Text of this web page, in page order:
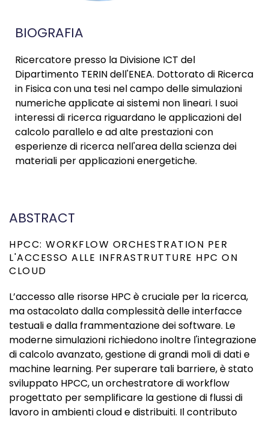
BIOGRAFIA
Ricercatore presso la Divisione ICT del
Dipartimento TERIN dell'ENEA. Dottorato di Ricerca
in Fisica con una tesi nel campo delle simulazioni
numeriche applicate ai sistemi non lineari. I suoi
interessi di ricerca riguardano le applicazioni del
calcolo parallelo e ad alte prestazioni con
esperienze di ricerca nell'area della scienza dei
materiali per applicazioni energetiche.
ABSTRACT
HPCC: WORKFLOW ORCHESTRATION PER
L'ACCESSO ALLE INFRASTRUTTURE HPC ON
CLOUD
L’accesso alle risorse HPC è cruciale per la ricerca,
ma ostacolato dalla complessità delle interfacce
testuali e dalla frammentazione dei software. Le
moderne simulazioni richiedono inoltre l'integrazione
di calcolo avanzato, gestione di grandi moli di dati e
machine learning. Per superare tali barriere, è stato
sviluppato HPCC, un orchestratore di workflow
progettato per semplificare la gestione di flussi di
lavoro in ambienti cloud e distribuiti. Il contributo